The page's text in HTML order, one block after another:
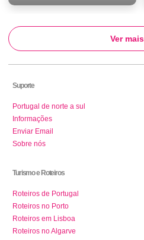
Ver mais
Suporte
Portugal de norte a sul
Informações
Enviar Email
Sobre nós
Turismo e Roteiros
Roteiros de Portugal
Roteiros no Porto
Roteiros em Lisboa
Roteiros no Algarve